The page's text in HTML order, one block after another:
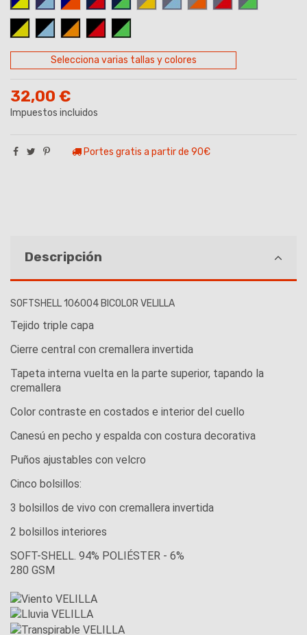
NEGRO-AMARILLO
NEGRO/CELESTE
NEGRO/NARANJA
NEGRO/ROJO
NEGRO/VERDE
Selecciona varias tallas y colores
32,00 €
Impuestos incluidos
Portes gratis a partir de 90€
Descripción
SOFTSHELL 106004 BICOLOR VELILLA
Tejido triple capa
Cierre central con cremallera invertida
Tapeta interna vuelta en la parte superior, tapando la
cremallera
Color contraste en costados e interior del cuello
Canesú en pecho y espalda con costura decorativa
Puños ajustables con velcro
Cinco bolsillos:
3 bolsillos de vivo con cremallera invertida
2 bolsillos interiores
SOFT-SHELL. 94% POLIÉSTER - 6%
280 GSM